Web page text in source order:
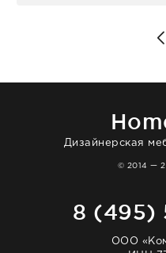
Позже заказывала
доставили сдэком
отвечает очень
Дизайнерская
© 2014 —
8 (495)
ООО